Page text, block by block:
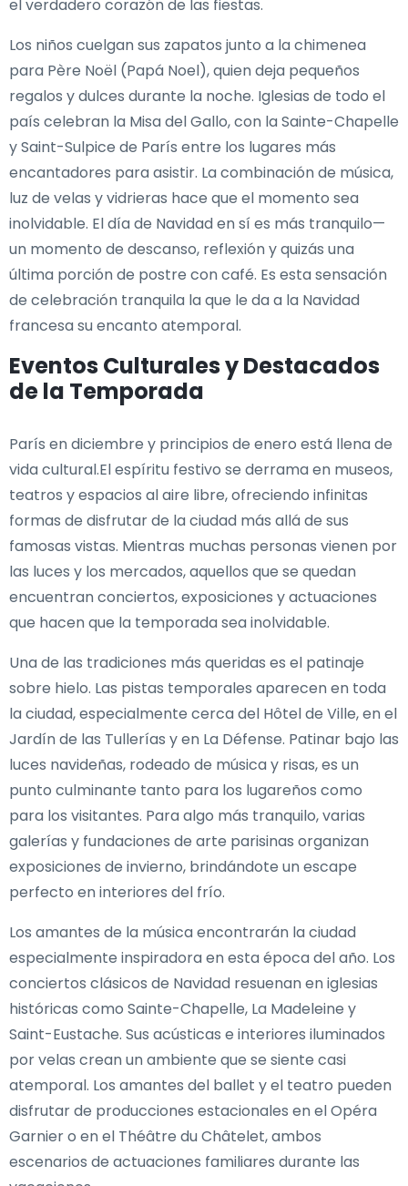
el verdadero corazón de las fiestas.
Los niños cuelgan sus zapatos junto a la chimenea
para Père Noël (Papá Noel), quien deja pequeños
regalos y dulces durante la noche. Iglesias de todo el
país celebran la Misa del Gallo, con la Sainte-Chapelle
y Saint-Sulpice de París entre los lugares más
encantadores para asistir. La combinación de música,
luz de velas y vidrieras hace que el momento sea
inolvidable. El día de Navidad en sí es más tranquilo—
un momento de descanso, reflexión y quizás una
última porción de postre con café. Es esta sensación
de celebración tranquila la que le da a la Navidad
francesa su encanto atemporal.
Eventos Culturales y Destacados
de la Temporada
París en diciembre y principios de enero está llena de
vida cultural.El espíritu festivo se derrama en museos,
teatros y espacios al aire libre, ofreciendo infinitas
formas de disfrutar de la ciudad más allá de sus
famosas vistas. Mientras muchas personas vienen por
las luces y los mercados, aquellos que se quedan
encuentran conciertos, exposiciones y actuaciones
que hacen que la temporada sea inolvidable.
Una de las tradiciones más queridas es el patinaje
sobre hielo. Las pistas temporales aparecen en toda
la ciudad, especialmente cerca del Hôtel de Ville, en el
Jardín de las Tullerías y en La Défense. Patinar bajo las
luces navideñas, rodeado de música y risas, es un
punto culminante tanto para los lugareños como
para los visitantes. Para algo más tranquilo, varias
galerías y fundaciones de arte parisinas organizan
exposiciones de invierno, brindándote un escape
perfecto en interiores del frío.
Los amantes de la música encontrarán la ciudad
especialmente inspiradora en esta época del año. Los
conciertos clásicos de Navidad resuenan en iglesias
históricas como Sainte-Chapelle, La Madeleine y
Saint-Eustache. Sus acústicas e interiores iluminados
por velas crean un ambiente que se siente casi
atemporal. Los amantes del ballet y el teatro pueden
disfrutar de producciones estacionales en el Opéra
Garnier o en el Théâtre du Châtelet, ambos
escenarios de actuaciones familiares durante las